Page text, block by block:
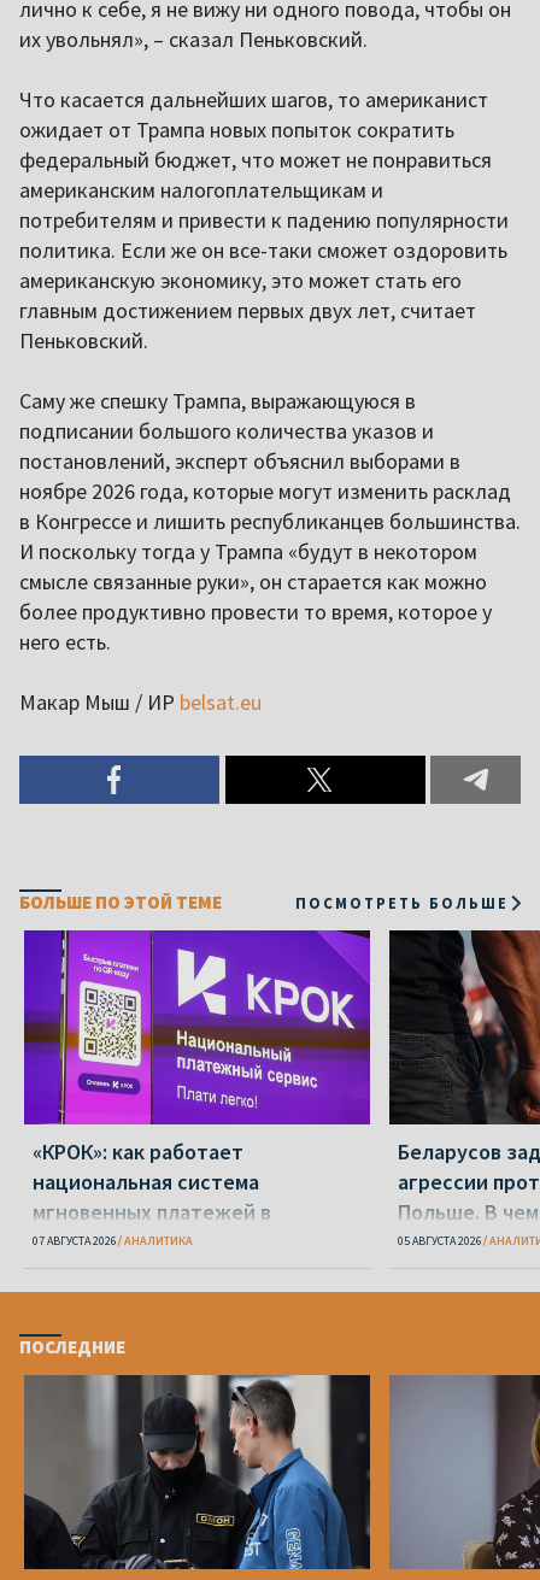
лично к себе, я не вижу ни одного повода, чтобы он
их увольнял», – сказал Пеньковский.
Что касается дальнейших шагов, то американист
ожидает от Трампа новых попыток сократить
федеральный бюджет, что может не понравиться
американским налогоплательщикам и
потребителям и привести к падению популярности
политика. Если же он все-таки сможет оздоровить
американскую экономику, это может стать его
главным достижением первых двух лет, считает
Пеньковский.
Саму же спешку Трампа, выражающуюся в
подписании большого количества указов и
постановлений, эксперт объяснил выборами в
ноябре 2026 года, которые могут изменить расклад
в Конгрессе и лишить республиканцев большинства.
И поскольку тогда у Трампа «будут в некотором
смысле связанные руки», он старается как можно
более продуктивно провести то время, которое у
него есть.
Макар Мыш / ИР belsat.eu
БОЛЬШЕ ПО ЭТОЙ ТЕМЕ ПОСМОТРЕТЬ БОЛЬШЕ
«КРОК»: как работает
национальная система
мгновенных платежей в
Беларуси
07 АВГУСТА 2026 АНАЛИТИКА
Беларусов
агрессии
Польше. В
делать?
05 АВГУСТА 2026
ПОСЛЕДНИЕ